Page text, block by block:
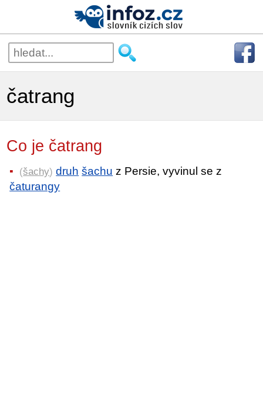
čatrang
Co je čatrang
(šachy) druh šachu z Persie, vyvinul se z
čaturangy